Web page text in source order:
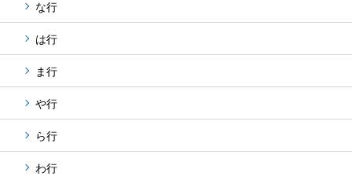
な行
は行
ま行
や行
ら行
わ行